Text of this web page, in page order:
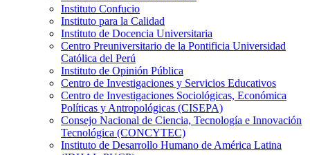
Instituto Confucio
Instituto para la Calidad
Instituto de Docencia Universitaria
Centro Preuniversitario de la Pontificia Universidad
Católica del Perú
Instituto de Opinión Pública
Centro de Investigaciones y Servicios Educativos
Centro de Investigaciones Sociológicas, Económica
Políticas y Antropológicas (CISEPA)
Consejo Nacional de Ciencia, Tecnología e Innovación
Tecnológica (CONCYTEC)
Instituto de Desarrollo Humano de América Latina